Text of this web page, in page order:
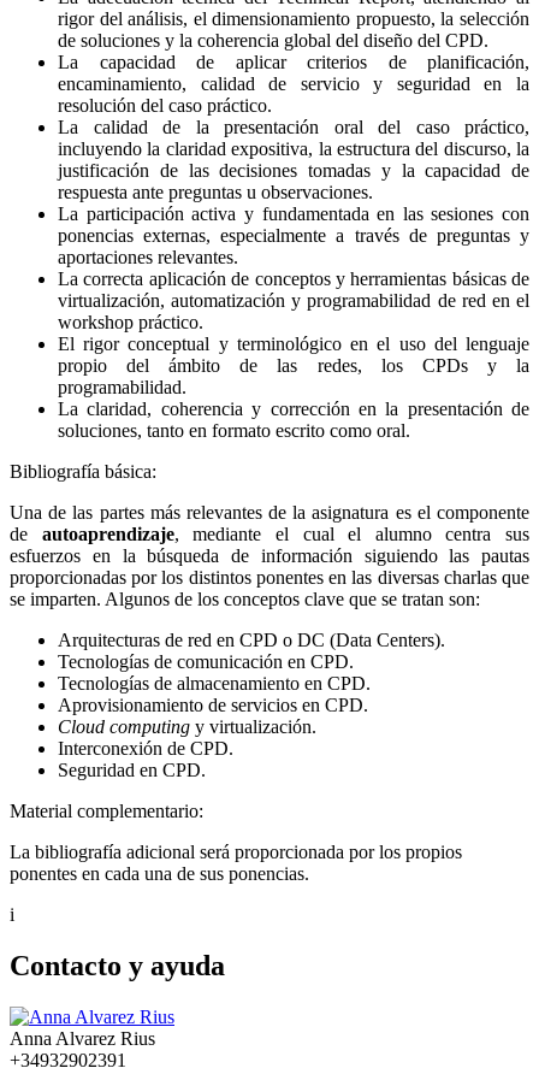
rigor del análisis, el dimensionamiento propuesto, la selección
de soluciones y la coherencia global del diseño del CPD.
La capacidad de aplicar criterios de planificación,
encaminamiento, calidad de servicio y seguridad en la
resolución del caso práctico.
La calidad de la presentación oral del caso práctico,
incluyendo la claridad expositiva, la estructura del discurso, la
justificación de las decisiones tomadas y la capacidad de
respuesta ante preguntas u observaciones.
La participación activa y fundamentada en las sesiones con
ponencias externas, especialmente a través de preguntas y
aportaciones relevantes.
La correcta aplicación de conceptos y herramientas básicas de
virtualización, automatización y programabilidad de red en el
workshop práctico.
El rigor conceptual y terminológico en el uso del lenguaje
propio del ámbito de las redes, los CPDs y la
programabilidad.
La claridad, coherencia y corrección en la presentación de
soluciones, tanto en formato escrito como oral.
Bibliografía básica:
Una de las partes más relevantes de la asignatura es el componente
de autoaprendizaje, mediante el cual el alumno centra sus
esfuerzos en la búsqueda de información siguiendo las pautas
proporcionadas por los distintos ponentes en las diversas charlas que
se imparten. Algunos de los conceptos clave que se tratan son:
Arquitecturas de red en CPD o DC (Data Centers).
Tecnologías de comunicación en CPD.
Tecnologías de almacenamiento en CPD.
Aprovisionamiento de servicios en CPD.
Cloud computing y virtualización.
Interconexión de CPD.
Seguridad en CPD.
Material complementario:
La bibliografía adicional será proporcionada por los propios
ponentes en cada una de sus ponencias.
i
Contacto y ayuda
Anna Alvarez Rius
+34932902391